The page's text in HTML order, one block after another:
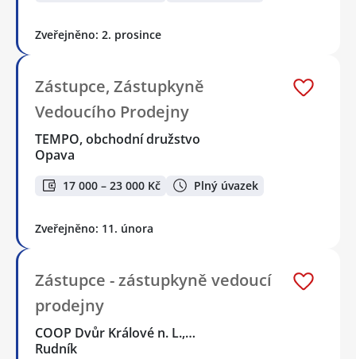
Zveřejněno: 2. prosince
Zástupce, Zástupkyně
Vedoucího Prodejny
TEMPO, obchodní družstvo
Opava
17 000 – 23 000 Kč Plný úvazek
Zveřejněno: 11. února
Zástupce - zástupkyně vedoucí
prodejny
COOP Dvůr Králové n. L.,…
Rudník